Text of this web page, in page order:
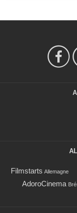
Filmstarts Allemagne
AdoroCinema